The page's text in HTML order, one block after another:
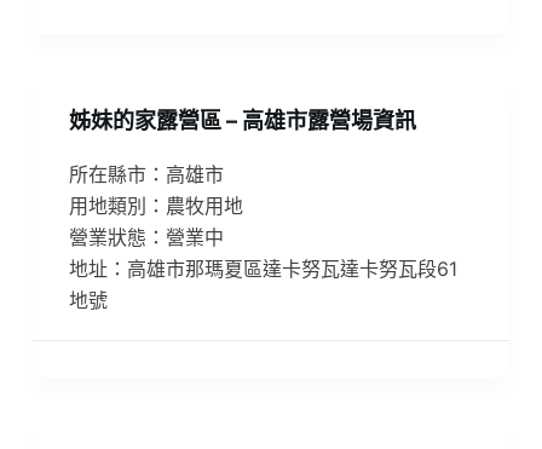
姊妹的家露營區 – 高雄市露營場資訊
所在縣市：高雄市
用地類別：農牧用地
營業狀態：營業中
地址：高雄市那瑪夏區達卡努瓦達卡努瓦段61
地號